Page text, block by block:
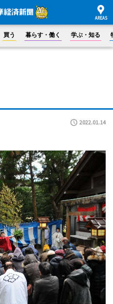
買う 暮らす・働く 学ぶ・知る
2022.01.14